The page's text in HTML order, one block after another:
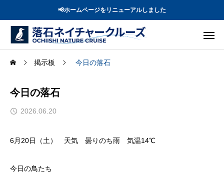
📢ホームページをリニューアルしました
掲示板 今日の落石
今日の落石
2026.06.20
6月20日（土） 天気 曇りのち雨 気温14℃
今日の鳥たち